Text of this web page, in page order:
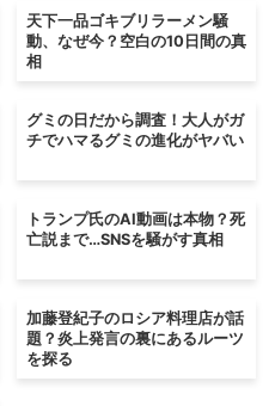
天下一品ゴキブリラーメン騒
動、なぜ今？空白の10日間の真
相
グミの日だから調査！大人がガ
チでハマるグミの進化がヤバい
トランプ氏のAI動画は本物？死
亡説まで…SNSを騒がす真相
加藤登紀子のロシア料理店が話
題？炎上発言の裏にあるルーツ
を探る